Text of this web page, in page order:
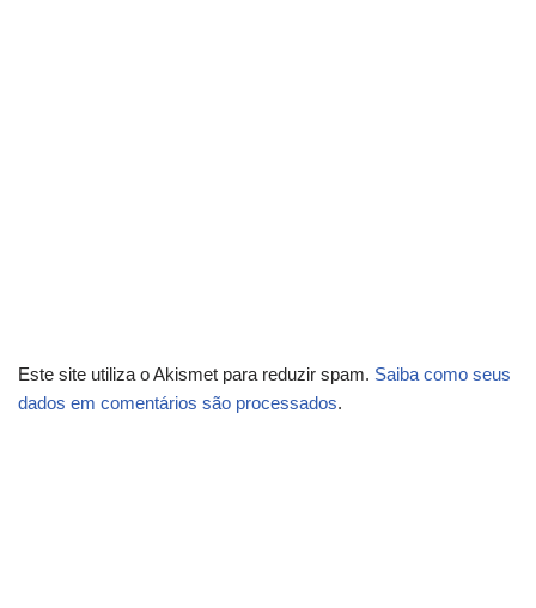
Este site utiliza o Akismet para reduzir spam. Saiba como seus
dados em comentários são processados.